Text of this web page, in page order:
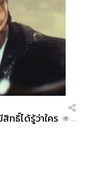
ทธิ์ได้รู้ว่าใคร
...